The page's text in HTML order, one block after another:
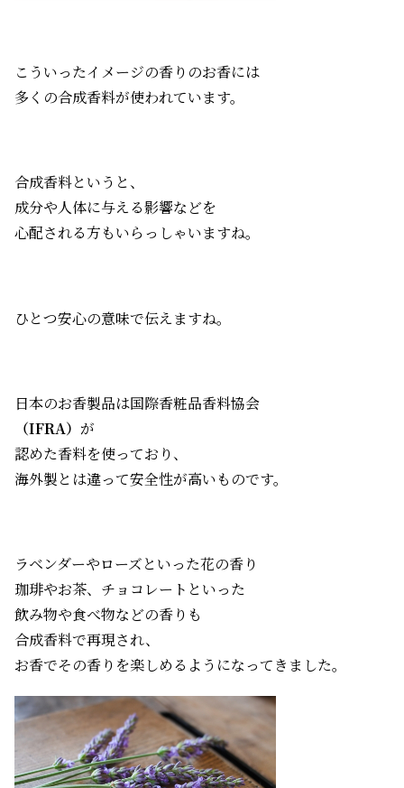
こういったイメージの香りのお香には
多くの合成香料が使われています。
合成香料というと、
成分や人体に与える影響などを
心配される方もいらっしゃいますね。
ひとつ安心の意味で伝えますね。
日本のお香製品は国際香粧品香料協会
（IFRA） が
認めた香料を使っており、
海外製とは違って安全性が高いものです。
ラベンダーやローズといった花の香り
珈琲やお茶、チョコレートといった
飲み物や食べ物などの香りも
合成香料で再現され、
お香でその香りを楽しめるようになってきました。